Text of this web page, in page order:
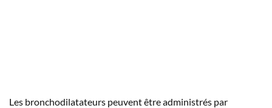
Les bronchodilatateurs peuvent être administrés par